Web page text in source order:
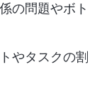
の問題やボト
やタスクの割